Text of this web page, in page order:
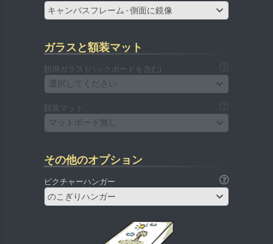
キャンバスフレーム - 側面に鏡像
ガラスと額装マット
額用ガラス (バックボードを含む)
選択してください
額装マット
マットボード無し
その他のオプション
ピクチャーハンガー
のこぎりハンガー